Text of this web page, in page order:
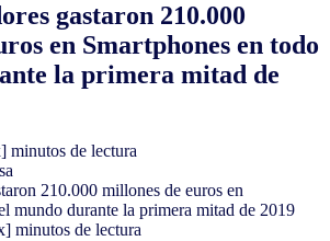
gastaron 210.000
en Smartphones en todo
la primera mitad de
minutos de lectura
210.000 millones de euros en
mundo durante la primera mitad de 2019
minutos de lectura